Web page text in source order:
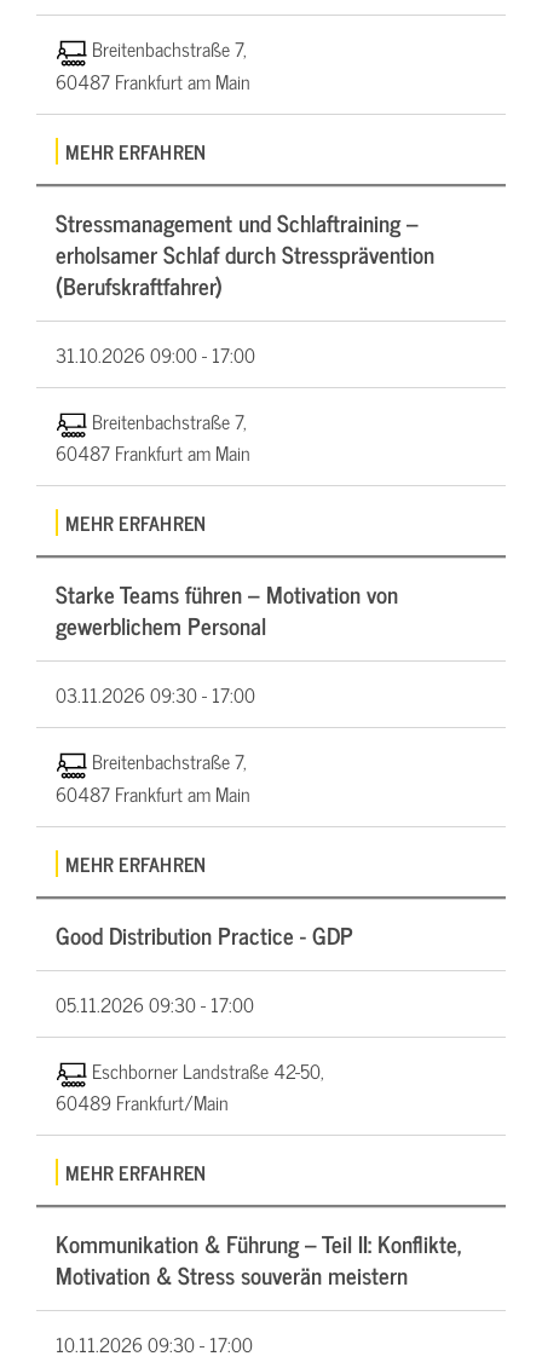
Breitenbachstraße 7,
60487 Frankfurt am Main
MEHR ERFAHREN
Stressmanagement und Schlaftraining –
erholsamer Schlaf durch Stressprävention
(Berufskraftfahrer)
31.10.202609:00 - 17:00
Breitenbachstraße 7,
60487 Frankfurt am Main
MEHR ERFAHREN
Starke Teams führen – Motivation von
gewerblichem Personal
03.11.202609:30 - 17:00
Breitenbachstraße 7,
60487 Frankfurt am Main
MEHR ERFAHREN
Good Distribution Practice - GDP
05.11.202609:30 - 17:00
Eschborner Landstraße 42-50,
60489 Frankfurt/Main
MEHR ERFAHREN
Kommunikation & Führung – Teil II: Konflikte,
Motivation & Stress souverän meistern
10.11.202609:30 - 17:00